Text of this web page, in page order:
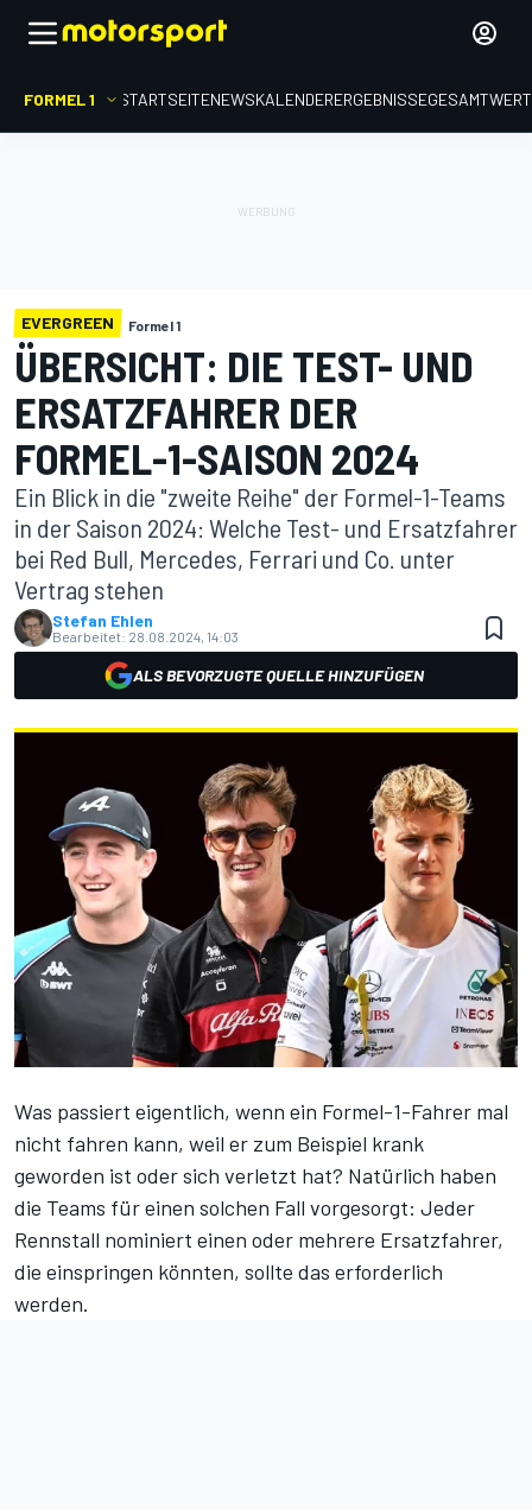
FORMEL 1 STARTSEITENEWSKALENDERERGEBNISSE
EVERGREEN Formel 1
ÜBERSICHT: DIE TEST- UND
ERSATZFAHRER DER
FORMEL-1-SAISON 2024
Ein Blick in die "zweite Reihe" der Formel-1-Teams
in der Saison 2024: Welche Test- und Ersatzfahrer
bei Red Bull, Mercedes, Ferrari und Co. unter
Vertrag stehen
Stefan Ehlen
Bearbeitet: 28.08.2024, 14:03
ALS BEVORZUGTE QUELLE HINZUFÜGEN
Was passiert eigentlich, wenn ein Formel-1-Fahrer mal
nicht fahren kann, weil er zum Beispiel krank
geworden ist oder sich verletzt hat? Natürlich haben
die Teams für einen solchen Fall vorgesorgt: Jeder
Rennstall nominiert einen oder mehrere Ersatzfahrer,
die einspringen könnten, sollte das erforderlich
werden.